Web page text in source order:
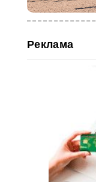
Реклама